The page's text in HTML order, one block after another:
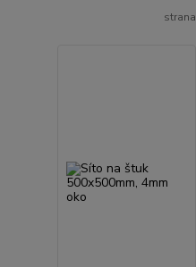
strana